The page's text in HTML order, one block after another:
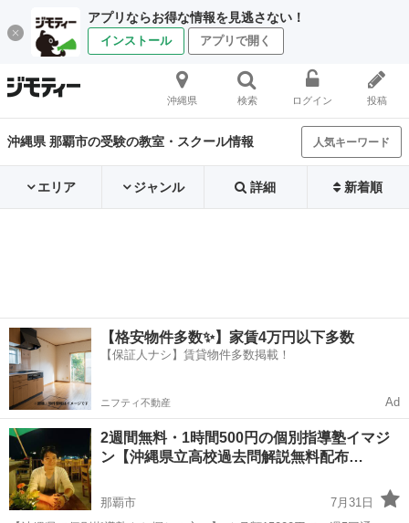
アプリならお得な情報を見逃さない！
インストール アプリで開く
沖縄県 検索 ログイン 投稿
沖縄県 那覇市の受験の教室・スクール情報 人気キーワード
エリア ジャンル 詳細 新着順
【格安物件多数✨】家賃4万円以下多数
【保証人ナシ】賃貸物件多数掲載！
ニフティ不動産 Ad
2週間無料・1時間500円の個別指導塾イマジ
ン【沖縄県立高校過去問解説無料配布…
那覇市
7月31日